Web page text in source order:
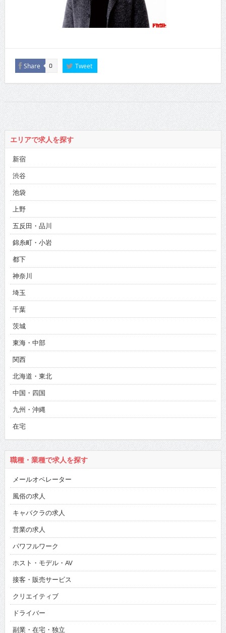
Share 0 Tweet
エリアで求人を探す
新宿
渋谷
池袋
上野
五反田・品川
錦糸町・小岩
都下
神奈川
埼玉
千葉
茨城
東海・中部
関西
北海道・東北
中国・四国
九州・沖縄
在宅
職種・業種で求人を探す
メールオペレーター
風俗の求人
キャバクラの求人
営業の求人
パワフルワーク
ホスト・モデル・AV
接客・販売サービス
クリエイティブ
ドライバー
副業・在宅・独立